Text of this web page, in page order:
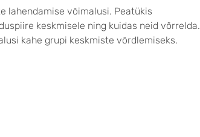
lahendamise võimalusi. Peatükis
keskmisele ning kuidas neid võrrelda.
kahe grupi keskmiste võrdlemiseks.